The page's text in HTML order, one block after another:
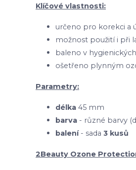
Klíčové vlastnosti:
určeno pro korekci a
možnost použití i při
baleno v
ošetřeno plynným
Parametry:
délka 45 mm
barva - různé barvy
balení- sada 3 kusů
2Beauty Ozone